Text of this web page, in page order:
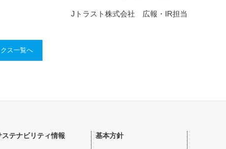
Jトラスト株式会社 広報・IR担当
ス一覧へ
ステナビリティ情報 基本方針